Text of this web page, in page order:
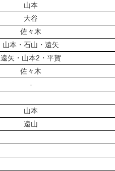
山本
大谷
佐々木
山本・石山・遠矢
遠矢・山本2・平賀
佐々木
-
山本
遠山